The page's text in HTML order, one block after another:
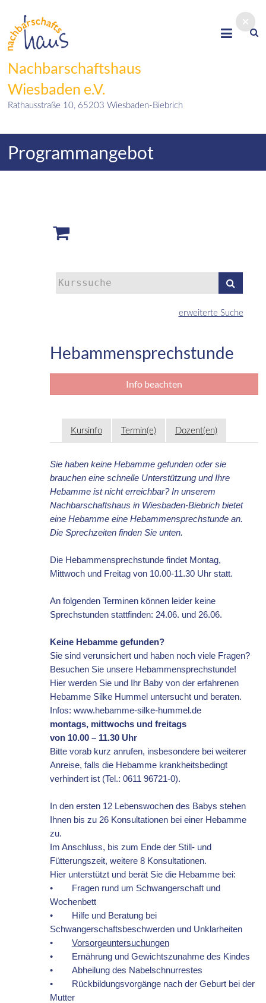
content
Nachbarschaftshaus
Wiesbaden e.V.
Rathausstraße 10, 65203 Wiesbaden-Biebrich
Programmangebot
Kurse
suchen
erweiterte Suche
Hebammensprechstunde
Info beachten
Kursinfo Termin(e) Dozent(en)
Sie haben keine Hebamme gefunden oder sie
brauchen eine schnelle Unterstützung und Ihre
Hebamme ist nicht erreichbar? In unserem
Nachbarschaftshaus in Wiesbaden-Biebrich bietet
eine Hebamme eine Hebammensprechstunde an.
Die Sprechzeiten finden Sie unten.
Die Hebammensprechstunde findet Montag,
Mittwoch und Freitag von 10.00-11.30 Uhr statt.
An folgenden Terminen können leider keine
Sprechstunden stattfinden: 24.06. und 26.06.
Keine Hebamme gefunden?
Sie sind verunsichert und haben noch viele Fragen?
Besuchen Sie unsere Hebammensprechstunde!
Hier werden Sie und Ihr Baby von der erfahrenen
Hebamme Silke Hummel untersucht und beraten.
Infos: www.hebamme-silke-hummel.de
montags, mittwochs und freitags
von 10.00 – 11.30 Uhr
Bitte vorab kurz anrufen, insbesondere bei weiterer
Anreise, falls die Hebamme krankheitsbedingt
verhindert ist (Tel.: 0611 96721-0).
In den ersten 12 Lebenswochen des Babys stehen
Ihnen bis zu 26 Konsultationen bei einer Hebamme
zu.
Im Anschluss, bis zum Ende der Still- und
Fütterungszeit, weitere 8 Konsultationen.
Hier unterstützt und berät Sie die Hebamme bei:
•
Fragen rund um Schwangerschaft und
Wochenbett
•
Hilfe und Beratung bei
Schwangerschaftsbeschwerden und Unklarheiten
•
Vorsorgeuntersuchungen
•
Ernährung und Gewichtszunahme des Kindes
•
Abheilung des Nabelschnurrestes
•
Rückbildungsvorgänge nach der Geburt bei der
Mutter